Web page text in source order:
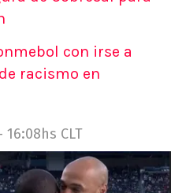
con irse a
racismo en
CLT